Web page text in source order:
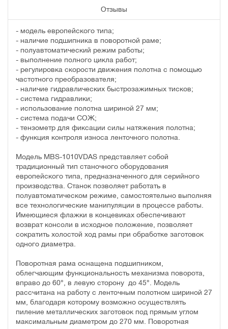
Отзывы
- модель европейского типа;
- наличие подшипника в поворотной раме;
- полуавтоматический режим работы;
- выполнение полного цикла работ;
- регулировка скорости движения полотна с помощью
частотного преобразователя;
- наличие гидравлических быстрозажимных тисков;
- система гидравлики;
- использование полотна шириной 27 мм;
- система подачи СОЖ;
- тензометр для фиксации силы натяжения полотна;
- функция контроля износа ленточного полотна.
Модель MBS-1010VDAS представляет собой
традиционный тип станочного оборудования
европейского типа, предназначенного для серийного
производства. Станок позволяет работать в
полуавтоматическом режиме, самостоятельно выполняя
все технологические манипуляции в процессе работы.
Имеющиеся флажки в концевиках обеспечивают
возврат консоли в исходное положение, позволяет
сократить холостой ход рамы при обработке заготовок
одного диаметра.
Поворотная рама оснащена подшипником,
облегчающим функциональность механизма поворота,
вправо до 60°, в левую сторону до 45°. Модель
рассчитана на работу с ленточным полотном шириной 27
мм, благодаря которому возможно осуществлять
пиление металлических заготовок под прямым углом
максимальным диаметром до 270 мм. Поворотная